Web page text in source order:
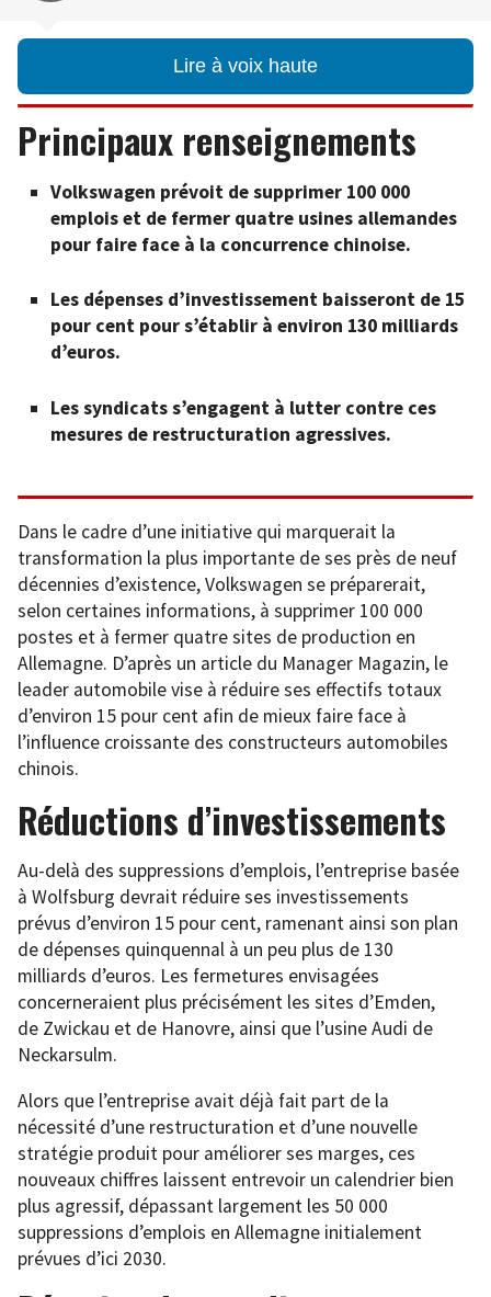
Lire à voix haute
Principaux renseignements
Volkswagen prévoit de supprimer 100 000
emplois et de fermer quatre usines allemandes
pour faire face à la concurrence chinoise.
Les dépenses d’investissement baisseront de 15
pour cent pour s’établir à environ 130 milliards
d’euros.
Les syndicats s’engagent à lutter contre ces
mesures de restructuration agressives.
Dans le cadre d’une initiative qui marquerait la
transformation la plus importante de ses près de neuf
décennies d’existence, Volkswagen se préparerait,
selon certaines informations, à supprimer 100 000
postes et à fermer quatre sites de production en
Allemagne. D’après un article du Manager Magazin, le
leader automobile vise à réduire ses effectifs totaux
d’environ 15 pour cent afin de mieux faire face à
l’influence croissante des constructeurs automobiles
chinois.
Réductions d’investissements
Au-delà des suppressions d’emplois, l’entreprise basée
à Wolfsburg devrait réduire ses investissements
prévus d’environ 15 pour cent, ramenant ainsi son plan
de dépenses quinquennal à un peu plus de 130
milliards d’euros. Les fermetures envisagées
concerneraient plus précisément les sites d’Emden,
de Zwickau et de Hanovre, ainsi que l’usine Audi de
Neckarsulm.
Alors que l’entreprise avait déjà fait part de la
nécessité d’une restructuration et d’une nouvelle
stratégie produit pour améliorer ses marges, ces
nouveaux chiffres laissent entrevoir un calendrier bien
plus agressif, dépassant largement les 50 000
suppressions d’emplois en Allemagne initialement
prévues d’ici 2030.